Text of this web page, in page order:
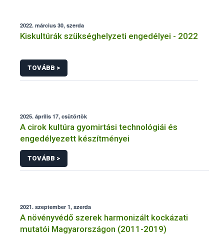
2022. március 30, szerda
Kiskultúrák szükséghelyzeti engedélyei - 2022
TOVÁBB >
2025. április 17, csütörtök
A cirok kultúra gyomirtási technológiái és
engedélyezett készítményei
TOVÁBB >
2021. szeptember 1, szerda
A növényvédő szerek harmonizált kockázati
mutatói Magyarországon (2011-2019)